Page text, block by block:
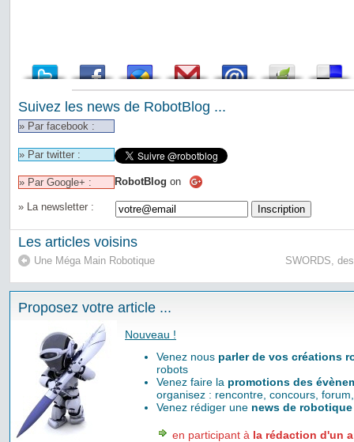
Suivez les news de RobotBlog ...
» Par facebook :
» Par twitter :
» Par Google+ : RobotBlog on
» La newsletter :
Les articles voisins
Une Méga Main Robotique SWORDS,
Proposez votre article ...
Nouveau !
Venez nous parler de vos créations
robots
Venez faire la promotions des
organisez : rencontre, concours,
Venez rédiger une news de robotique
en participant à la rédaction d'un